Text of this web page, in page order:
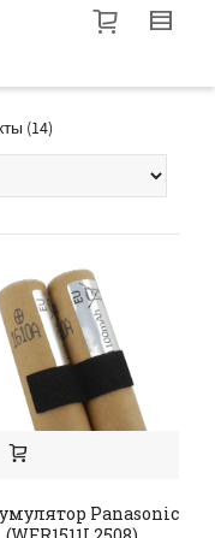
(14)
Panasonic